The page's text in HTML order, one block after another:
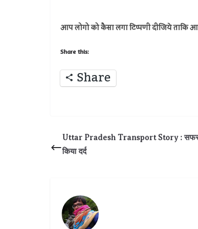
आप लोगो को कैसा लगा टिप्पणी दीजिये ताकि
Share this:
Share
Uttar Pradesh Transport Story : सफर में
किया दर्द